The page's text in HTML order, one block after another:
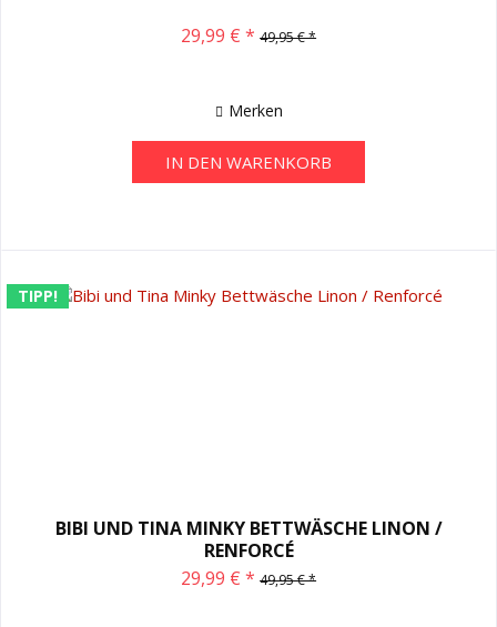
29,99 € * 49,95 € *
Merken
IN DEN WARENKORB
TIPP!
BIBI UND TINA MINKY BETTWÄSCHE LINON /
RENFORCÉ
29,99 € * 49,95 € *